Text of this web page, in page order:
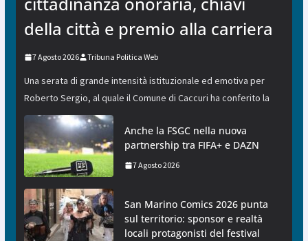
della città e premio alla carriera
7 Agosto 2026 Tribuna Politica Web
Una serata di grande intensità istituzionale ed emotiva per
Roberto Sergio, al quale il Comune di Caccuri ha conferito la
Anche la FSGC nella nuova
partnership tra FIFA+ e DAZN
7 Agosto 2026
San Marino Comics 2026 punta
sul territorio: sponsor e realtà
locali protagonisti del festival